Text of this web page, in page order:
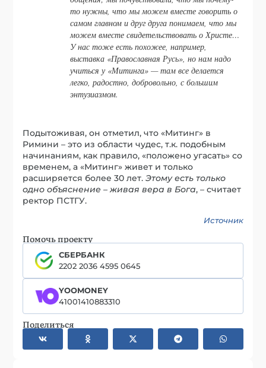
то нужны, что мы можем вместе говорить о
самом главном и друг друга понимаем, что мы
можем вместе свидетельствовать о Христе…
У нас тоже есть похожее, например,
выставка «Православная Русь», но нам надо
учиться у «Митинга» — там все делается
легко, радостно, добровольно, с большим
энтузиазмом.
Подытоживая, он отметил, что «Митинг» в
Римини – это из области чудес, т.к. подобным
начинаниям, как правило, «положено угасать» со
временем, а «Митинг» живет и только
расширяется более 30 лет.Этому есть только
одно объяснение – живая вера в Бога, – считает
ректор ПСТГУ.
Источник
Помочь проекту
СБЕРБАНК
2202 2036 4595 0645
YOOMONEY
41001410883310
Поделиться